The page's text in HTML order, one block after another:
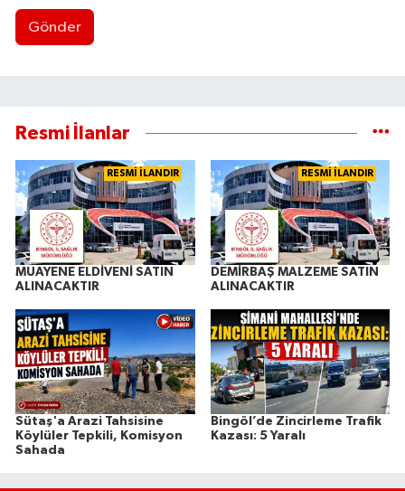
Gönder
Resmi İlanlar
RESMİ İLANDIR
MUAYENE ELDİVENİ SATIN
ALINACAKTIR
RESMİ İLANDIR
DEMİRBAŞ MALZEME SATIN
ALINACAKTIR
Sütaş'a Arazi Tahsisine
Köylüler Tepkili, Komisyon
Sahada
Bingöl’de Zincirleme Trafik
Kazası: 5 Yaralı